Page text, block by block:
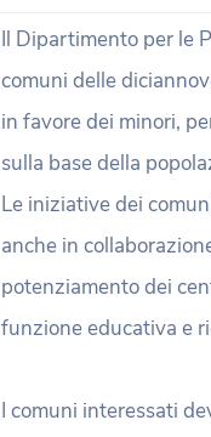
Il Dipartimento per le
comuni delle
in favore dei minori,
sulla base della
Le iniziative dei
anche in
potenziamento dei
funzione educativa e
I comuni interessati